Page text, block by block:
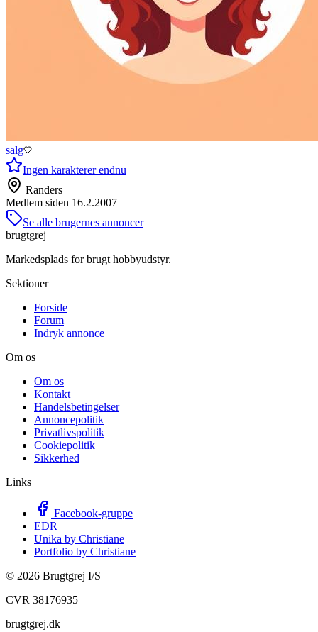
salg
Ingen karakterer endnu
Randers
Medlem siden 16.2.2007
Se alle brugernes annoncer
brugtgrej
Markedsplads for brugt hobbyudstyr.
Sektioner
Forside
Forum
Indryk annonce
Om os
Om os
Kontakt
Handelsbetingelser
Annoncepolitik
Privatlivspolitik
Cookiepolitik
Sikkerhed
Links
Facebook-gruppe
EDR
Unika by Christiane
Portfolio by Christiane
© 2026 Brugtgrej I/S
CVR 38176935
brugtgrej.dk